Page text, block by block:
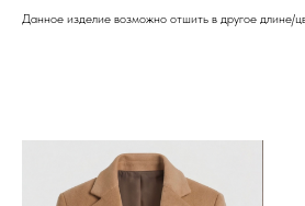
Данное изделие возможно отшить в другое длине/